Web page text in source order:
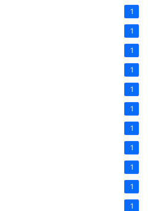
1
1
1
1
1
1
1
1
1
1
1